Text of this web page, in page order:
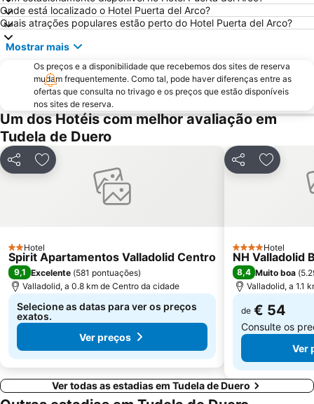
Onde está localizado o Hotel Puerta del Arco?
Quais atrações populares estão perto do Hotel Puerta del Arco?
Mostrar mais
Os preços e a disponibilidade que recebemos dos sites de reserva
mudam frequentemente. Como tal, pode haver diferenças entre as
ofertas que consulta no trivago e os preços que estão disponíveis
nos sites de reserva.
Um dos Hotéis com melhor avaliação em
Tudela de Duero
PartilharAdicionar aos favoritos
2 Estrelas
Hotel
Spirit Apartamentos Valladolid Centro
9,1 Excelente (581 pontuações)
Valladolid, a 0.8 km de Centro da cidade
Selecione as datas para ver os preços
exatos.
Ver preços
Partilhar
4 Estrelas
Hotel
NH Valladolid
8,4 Muito boa (
Valladolid, a 1.1
de € 54
Consulte os
Ver
Ver todas as estadias em Tudela de Duero